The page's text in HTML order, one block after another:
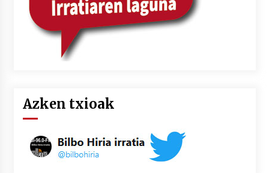
Azken txioak